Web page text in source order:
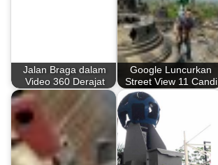
Jalan Braga dalam
Video 360 Derajat
Google Luncurkan
Street View 11 Candi